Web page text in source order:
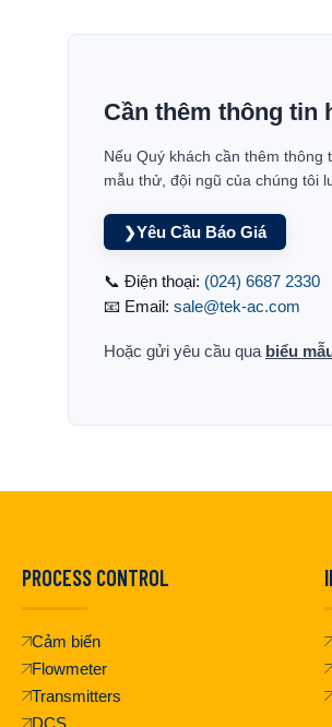
Cần thêm thông tin
Nếu Quý khách cần thêm
mẫu thử, đội ngũ của chúng tôi
❯Yêu Cầu Báo Giá
📞 Điện thoại: (024) 6687 2330
📧 Email: sale@tek-ac.com
Hoặc gửi yêu cầu qua biểu
PROCESS CONTROL
Cảm biến
Flowmeter
Transmitters
DCS